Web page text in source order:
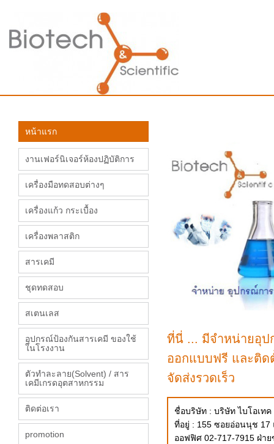
หน้าแรก
งานเฟอร์นิเจอร์ห้องปฏิบัติการ
เครื่องมือทดสอบต่างๆ
เครื่องแก้ว กระเบื้อง
เครื่องพลาสติก
สารเคมี
ชุดทดสอบ
สเตนเลส
อุปกรณ์ป้องกันสารเคมี ของใช้
ในโรงงาน
ตัวทำละลาย(Solvent) / สาร
เคมีเกรดอุตสาหกรรม
ติดต่อเรา
promotion
ที่นี่ ... มีจำหน่ายอุป
ออกแบบฟรี และติด
จัดส่งรวดเร็ว
ชื่อบริษัท : บริษัท ไบโอเท
ที่อยู่ : 155 ซอยอ่อนนุช
ออฟฟิศ 02-717-7915 ฝ่า